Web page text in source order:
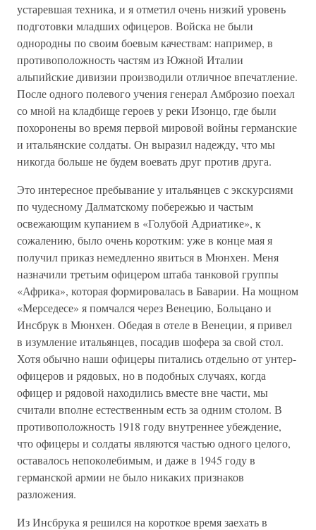
устаревшая техника, и я отметил очень низкий уровень
подготовки младших офицеров. Войска не были
однородны по своим боевым качествам: например, в
противоположность частям из Южной Италии
альпийские дивизии производили отличное впечатление.
После одного полевого учения генерал Амброзио поехал
со мной на кладбище героев у реки Изонцо, где были
похоронены во время первой мировой войны германские
и итальянские солдаты. Он выразил надежду, что мы
никогда больше не будем воевать друг против друга.
Это интересное пребывание у итальянцев с экскурсиями
по чудесному Далматскому побережью и частым
освежающим купанием в «Голубой Адриатике», к
сожалению, было очень коротким: уже в конце мая я
получил приказ немедленно явиться в Мюнхен. Меня
назначили третьим офицером штаба танковой группы
«Африка», которая формировалась в Баварии. На мощном
«Мерседесе» я помчался через Венецию, Больцано и
Инсбрук в Мюнхен. Обедая в отеле в Венеции, я привел
в изумление итальянцев, посадив шофера за свой стол.
Хотя обычно наши офицеры питались отдельно от унтер-
офицеров и рядовых, но в подобных случаях, когда
офицер и рядовой находились вместе вне части, мы
считали вполне естественным есть за одним столом. В
противоположность 1918 году внутреннее убеждение,
что офицеры и солдаты являются частью одного целого,
оставалось непоколебимым, и даже в 1945 году в
германской армии не было никаких признаков
разложения.
Из Инсбрука я решился на короткое время заехать в